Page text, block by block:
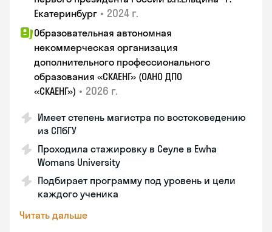
Екатеринбург • 2024 г.
Образовательная автономная
некоммерческая организация
дополнительного профессионального
образования «СКАЕНГ» (ОАНО ДПО
«СКАЕНГ») • 2026 г.
Имеет степень магистра по востоковедению
из СПбГУ
Проходила стажировку в Сеуле в Ewha
Womans University
Подбирает программу под уровень и цели
каждого ученика
Читать дальше